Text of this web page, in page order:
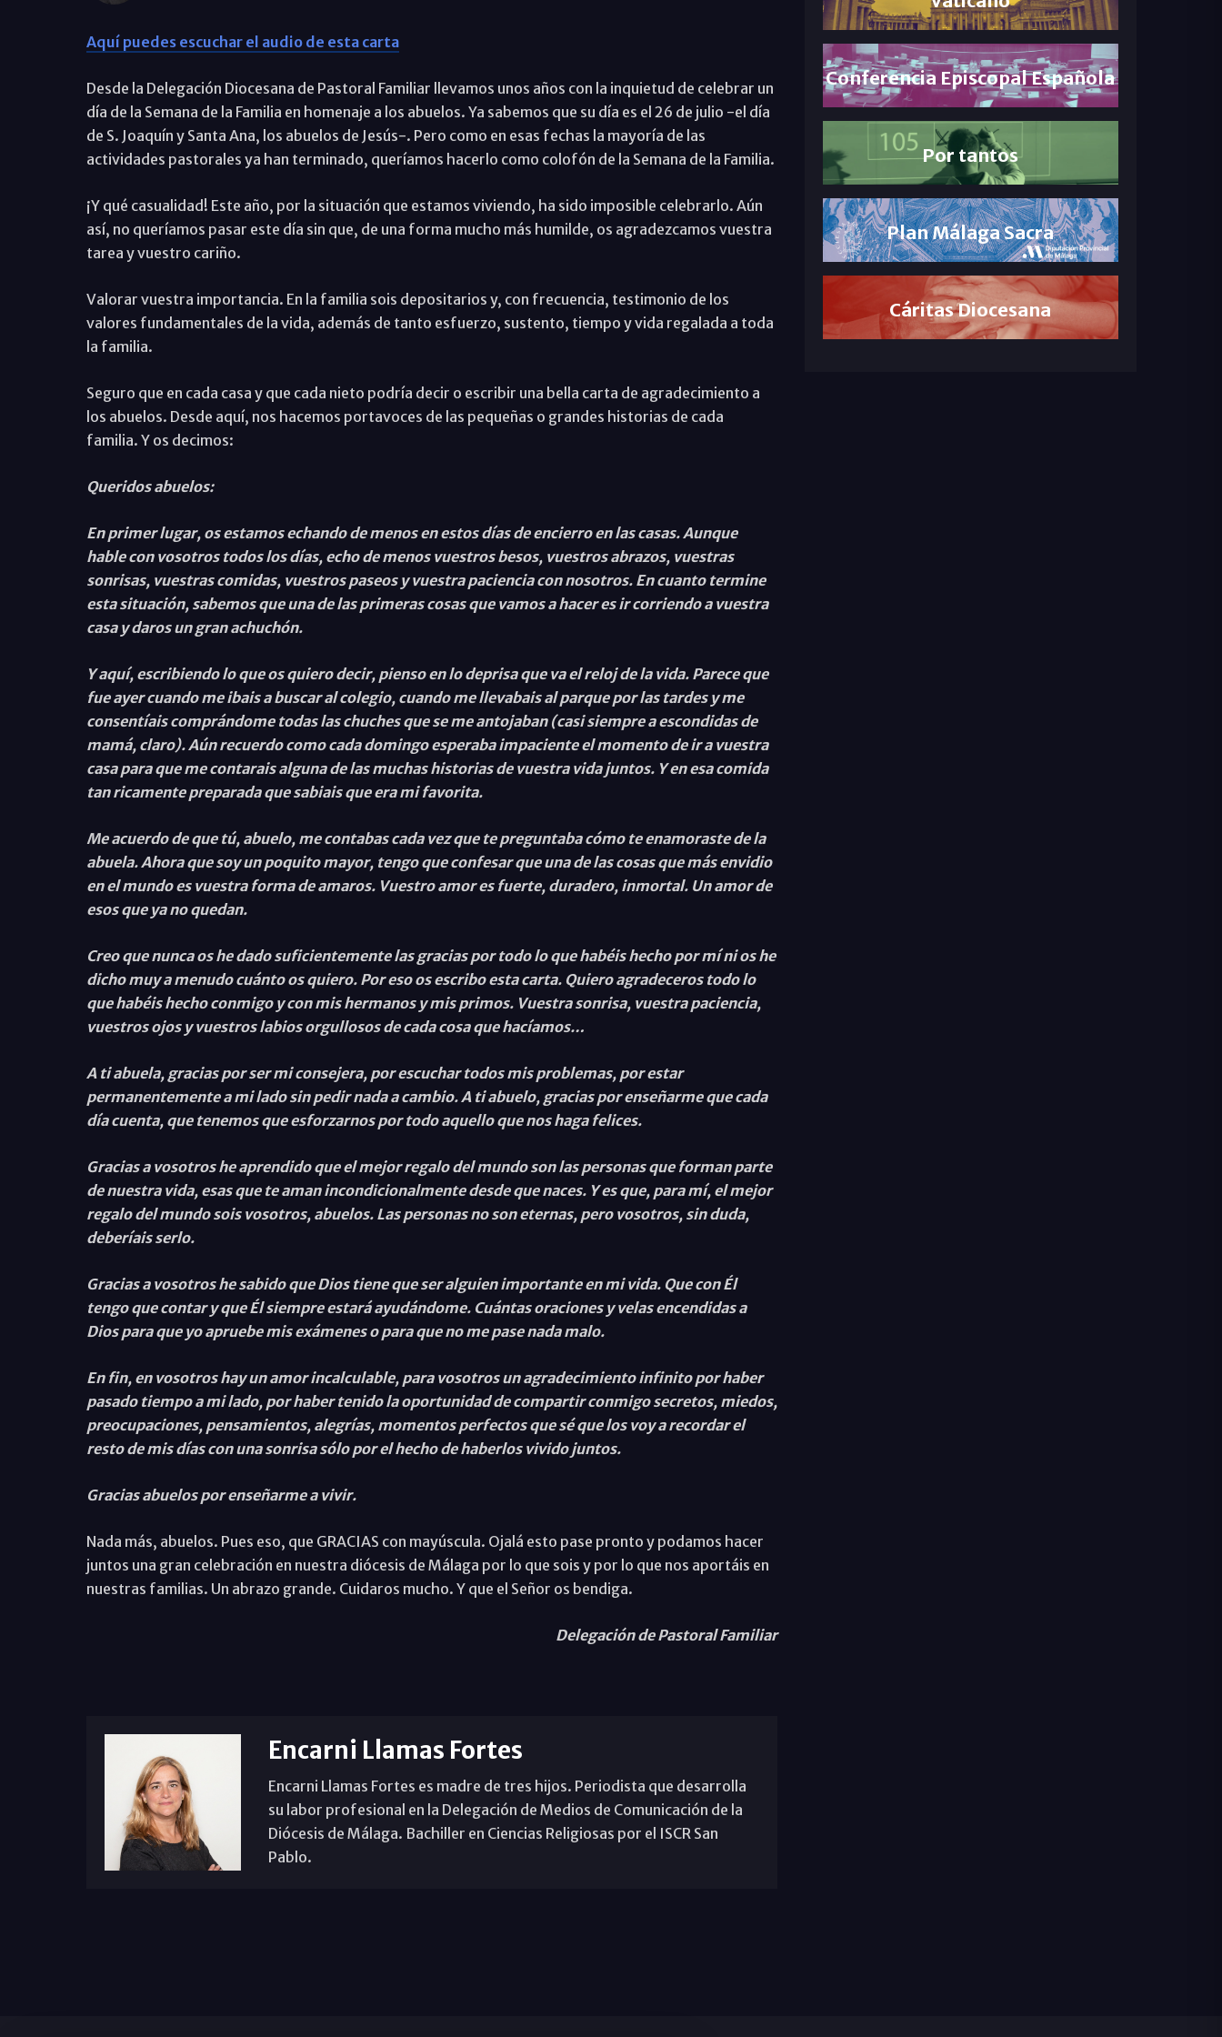
Aquí puedes escuchar el audio de esta carta
Desde la Delegación Diocesana de Pastoral Familiar llevamos unos años con la inquietud de celebrar un
día de la Semana de la Familia en homenaje a los abuelos. Ya sabemos que su día es el 26 de julio -el día
de S. Joaquín y Santa Ana, los abuelos de Jesús-. Pero como en esas fechas la mayoría de las
actividades pastorales ya han terminado, queríamos hacerlo como colofón de la Semana de la Familia.
¡Y qué casualidad! Este año, por la situación que estamos viviendo, ha sido imposible celebrarlo. Aún
así, no queríamos pasar este día sin que, de una forma mucho más humilde, os agradezcamos vuestra
tarea y vuestro cariño.
Valorar vuestra importancia. En la familia sois depositarios y, con frecuencia, testimonio de los
valores fundamentales de la vida, además de tanto esfuerzo, sustento, tiempo y vida regalada a toda
la familia.
Seguro que en cada casa y que cada nieto podría decir o escribir una bella carta de agradecimiento a
los abuelos. Desde aquí, nos hacemos portavoces de las pequeñas o grandes historias de cada
familia. Y os decimos:
Queridos abuelos:
En primer lugar, os estamos echando de menos en estos días de encierro en las casas. Aunque
hable con vosotros todos los días, echo de menos vuestros besos, vuestros abrazos, vuestras
sonrisas, vuestras comidas, vuestros paseos y vuestra paciencia con nosotros. En cuanto termine
esta situación, sabemos que una de las primeras cosas que vamos a hacer es ir corriendo a vuestra
casa y daros un gran achuchón.
Y aquí, escribiendo lo que os quiero decir, pienso en lo deprisa que va el reloj de la vida. Parece que
fue ayer cuando me ibais a buscar al colegio, cuando me llevabais al parque por las tardes y me
consentíais comprándome todas las chuches que se me antojaban (casi siempre a escondidas de
mamá, claro). Aún recuerdo como cada domingo esperaba impaciente el momento de ir a vuestra
casa para que me contarais alguna de las muchas historias de vuestra vida juntos. Y en esa comida
tan ricamente preparada que sabiais que era mi favorita.
Me acuerdo de que tú, abuelo, me contabas cada vez que te preguntaba cómo te enamoraste de la
abuela. Ahora que soy un poquito mayor, tengo que confesar que una de las cosas que más envidio
en el mundo es vuestra forma de amaros. Vuestro amor es fuerte, duradero, inmortal. Un amor de
esos que ya no quedan.
Creo que nunca os he dado suficientemente las gracias por todo lo que habéis hecho por mí ni os he
dicho muy a menudo cuánto os quiero. Por eso os escribo esta carta. Quiero agradeceros todo lo
que habéis hecho conmigo y con mis hermanos y mis primos. Vuestra sonrisa, vuestra paciencia,
vuestros ojos y vuestros labios orgullosos de cada cosa que hacíamos…
A ti abuela, gracias por ser mi consejera, por escuchar todos mis problemas, por estar
permanentemente a mi lado sin pedir nada a cambio. A ti abuelo, gracias por enseñarme que cada
día cuenta, que tenemos que esforzarnos por todo aquello que nos haga felices.
Gracias a vosotros he aprendido que el mejor regalo del mundo son las personas que forman parte
de nuestra vida, esas que te aman incondicionalmente desde que naces. Y es que, para mí, el mejor
regalo del mundo sois vosotros, abuelos. Las personas no son eternas, pero vosotros, sin duda,
deberíais serlo.
Gracias a vosotros he sabido que Dios tiene que ser alguien importante en mi vida. Que con Él
tengo que contar y que Él siempre estará ayudándome. Cuántas oraciones y velas encendidas a
Dios para que yo apruebe mis exámenes o para que no me pase nada malo.
En fin, en vosotros hay un amor incalculable, para vosotros un agradecimiento infinito por haber
pasado tiempo a mi lado, por haber tenido la oportunidad de compartir conmigo secretos, miedos,
preocupaciones, pensamientos, alegrías, momentos perfectos que sé que los voy a recordar el
resto de mis días con una sonrisa sólo por el hecho de haberlos vivido juntos.
Gracias abuelos por enseñarme a vivir.
Nada más, abuelos. Pues eso, que GRACIAS con mayúscula. Ojalá esto pase pronto y podamos hacer
juntos una gran celebración en nuestra diócesis de Málaga por lo que sois y por lo que nos aportáis en
nuestras familias. Un abrazo grande. Cuidaros mucho. Y que el Señor os bendiga.
Delegación de Pastoral Familiar
Encarni Llamas Fortes
Encarni Llamas Fortes es madre de tres hijos. Periodista que desarrolla
su labor profesional en la Delegación de Medios de Comunicación de la
Diócesis de Málaga. Bachiller en Ciencias Religiosas por el ISCR San
Pablo.
Conferencia Episcopal Española
Por tantos
Plan Málaga Sacra
Cáritas Diocesana